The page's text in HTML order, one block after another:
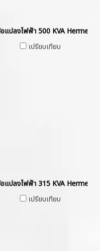
Sealed without Gas Cushion
แปลงไฟฟ้า 500 KVA
เปรียบเทียบ
Sealed without Gas Cushion
แปลงไฟฟ้า 315 KVA
เปรียบเทียบ